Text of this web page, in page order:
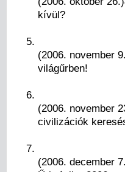
kívül?
(2006. november
világűrben!
(2006. november
civilizációk
(2006. december